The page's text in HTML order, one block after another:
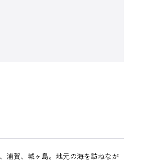
浦賀、城ヶ島。地元の海を訪ねなが